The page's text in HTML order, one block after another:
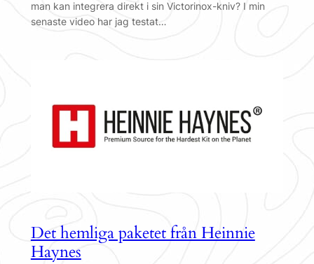
man kan integrera direkt i sin Victorinox-kniv? I min
senaste video har jag testat…
Det hemliga paketet från Heinnie
Haynes